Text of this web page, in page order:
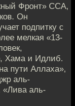
Фронт» ССА,
Он
подпитку с
мелкая «13-
Хама и Идлиб.
пути Аллаха»,
аль-
«Лива аль-